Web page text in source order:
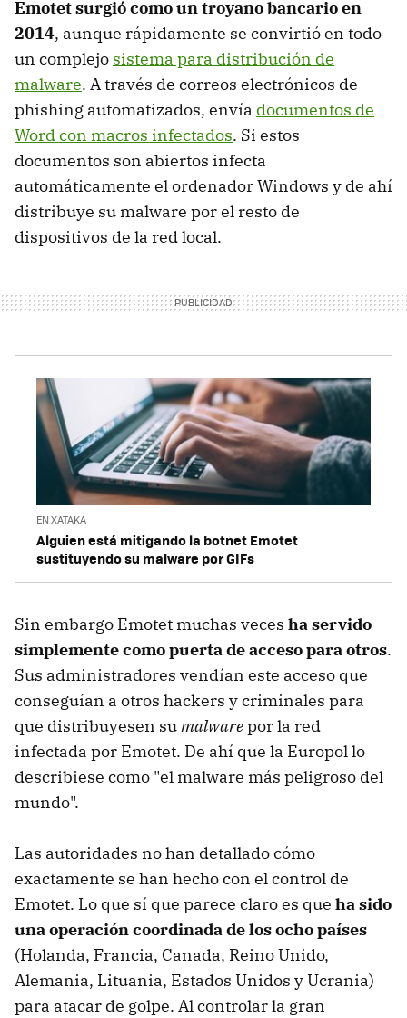
Emotet surgió como un troyano bancario en
2014, aunque rápidamente se convirtió en todo
un complejo sistema para distribución de
malware. A través de correos electrónicos de
phishing automatizados, envía documentos de
Word con macros infectados. Si estos
documentos son abiertos infecta
automáticamente el ordenador Windows y de ahí
distribuye su malware por el resto de
dispositivos de la red local.
EN XATAKA
Alguien está mitigando la botnet Emotet
sustituyendo su malware por GIFs
Sin embargo Emotet muchas veces ha servido
simplemente como puerta de acceso para otros.
Sus administradores vendían este acceso que
conseguían a otros hackers y criminales para
que distribuyesen sumalwarepor la red
infectada por Emotet. De ahí que la Europol lo
describiese como "el malware más peligroso del
mundo".
Las autoridades no han detallado cómo
exactamente se han hecho con el control de
Emotet. Lo que sí que parece claro es que ha sido
una operación coordinada de los ocho países
(Holanda, Francia, Canada, Reino Unido,
Alemania, Lituania, Estados Unidos y Ucrania)
para atacar de golpe. Al controlar la gran